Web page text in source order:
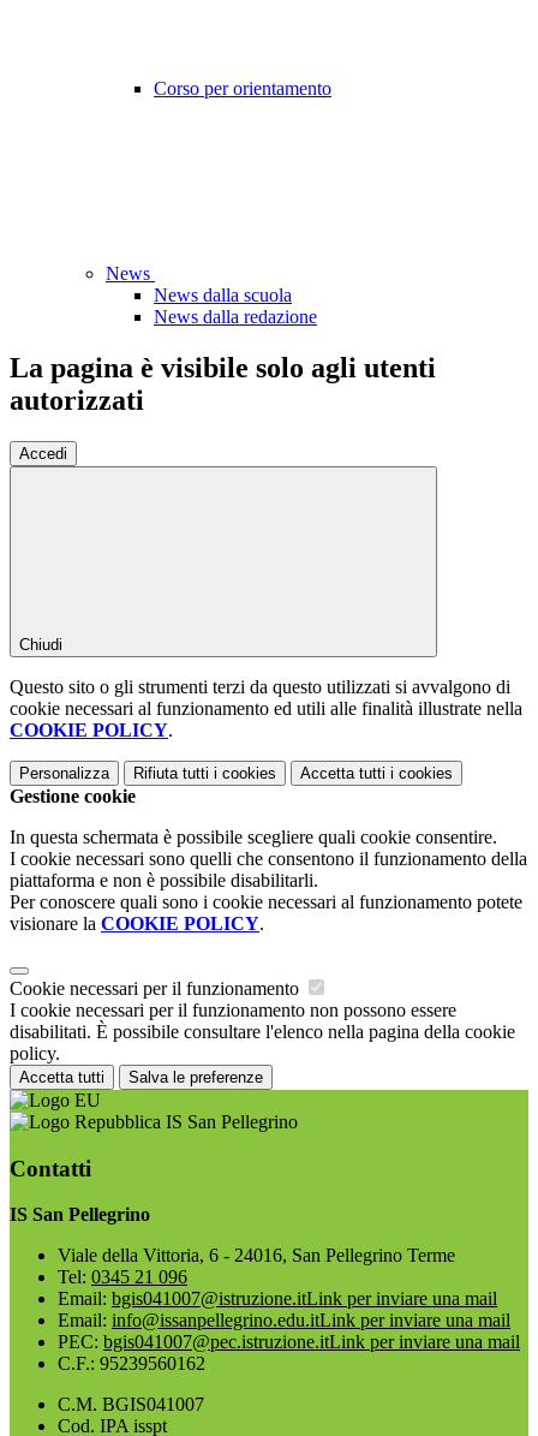
Corso per orientamento
News
News dalla scuola
News dalla redazione
La pagina è visibile solo agli utenti
autorizzati
Accedi
Chiudi
Questo sito o gli strumenti terzi da questo utilizzati si avvalgono di
cookie necessari al funzionamento ed utili alle finalità illustrate nella
COOKIE POLICY.
Personalizza Rifiuta tutti i cookies Accetta tutti i cookies
Gestione cookie
In questa schermata è possibile scegliere quali cookie consentire.
I cookie necessari sono quelli che consentono il funzionamento della
piattaforma e non è possibile disabilitarli.
Per conoscere quali sono i cookie necessari al funzionamento potete
visionare la COOKIE POLICY.
Cookie necessari per il funzionamento
I cookie necessari per il funzionamento non possono essere
disabilitati. È possibile consultare l'elenco nella pagina della cookie
policy.
Accetta tutti Salva le preferenze
IS San Pellegrino
Contatti
IS San Pellegrino
Viale della Vittoria, 6 - 24016, San Pellegrino Terme
Tel: 0345 21 096
Email: bgis041007@istruzione.itLink per inviare una mail
Email: info@issanpellegrino.edu.itLink per inviare una mail
PEC: bgis041007@pec.istruzione.itLink per inviare una mail
C.F.: 95239560162
C.M. BGIS041007
Cod. IPA isspt